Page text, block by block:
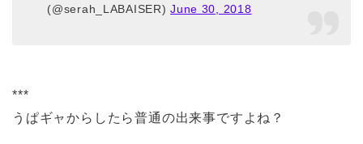
(@serah_LABAISER)June 30, 2018
***
うぱギャからしたら普通の出来事ですよね？